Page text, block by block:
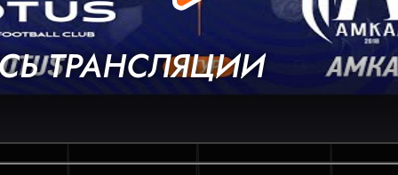
ТРАНСЛЯЦИИ